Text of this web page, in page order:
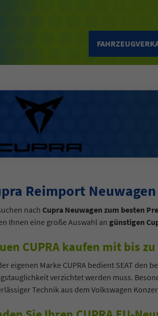
Reimport
nach Cupra Neuwagen zum besten
Ihnen eine große Auswahl an günstigen
CUPRA kaufen mit bis
eigenen Marke CUPRA bedient SEAT
verzichtet werden muss.
Technik aus dem Volkswagen